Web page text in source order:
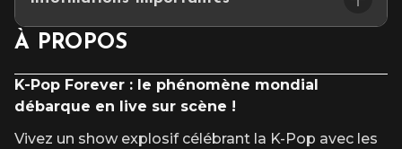
Placement assis numéroté
après l’heure du début du spectacle.
À PROPOS
K-Pop Forever : le phénomène mondial
débarque en live sur scène !
Vivez un show explosif célébrant la K-Pop avec les